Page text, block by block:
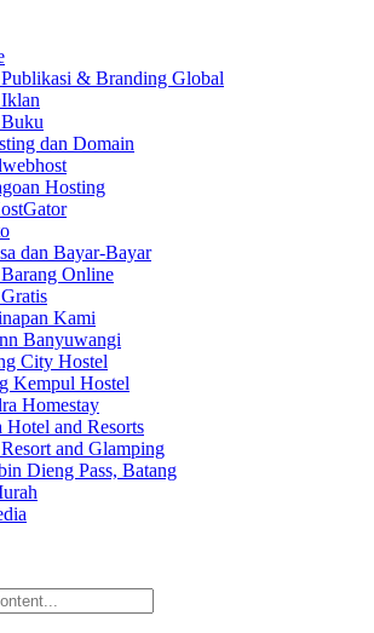
& Branding Global
dan Domain
Hosting
dan Bayar-Bayar
Online
Kami
Banyuwangi
City Hostel
Kempul Hostel
Homestay
Hotel and Resorts
and Glamping
Dieng Pass, Batang